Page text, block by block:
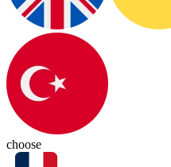
choose